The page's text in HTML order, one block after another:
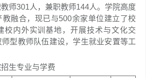
师301人，兼职教师144人。学院高度
教融合，现已与500余家单位建立了校
校内外实训基地，开展技术与文化交
型教师队伍建设，学生就业安置等工
生专业与学费